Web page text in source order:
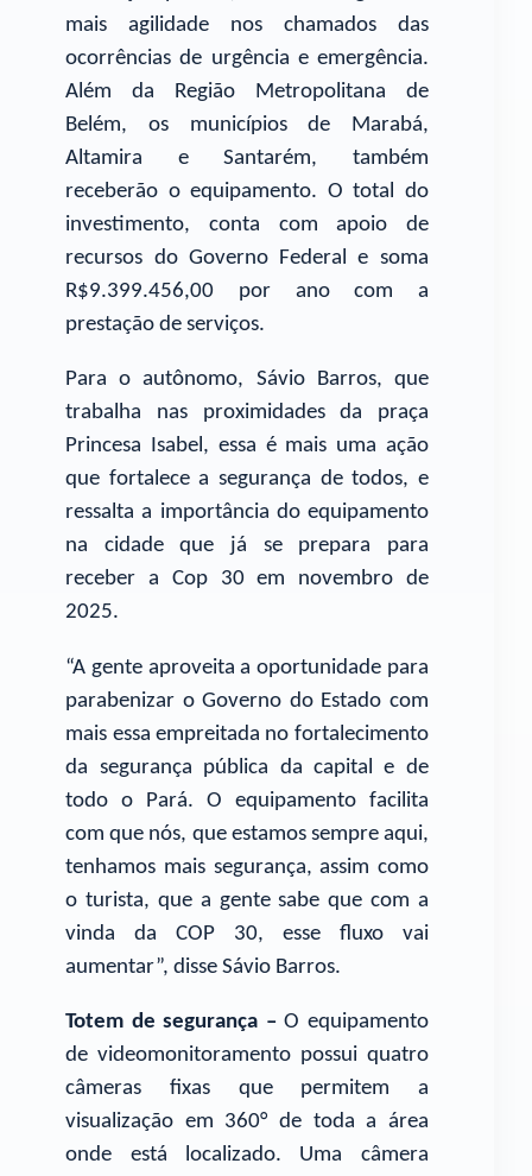
mais agilidade nos chamados das
ocorrências de urgência e emergência.
Além da Região Metropolitana de
Belém, os municípios de Marabá,
Altamira e Santarém, também
receberão o equipamento. O total do
investimento, conta com apoio de
recursos do Governo Federal e soma
R$9.399.456,00 por ano com a
prestação de serviços.
Para o autônomo, Sávio Barros, que
trabalha nas proximidades da praça
Princesa Isabel, essa é mais uma ação
que fortalece a segurança de todos, e
ressalta a importância do equipamento
na cidade que já se prepara para
receber a Cop 30 em novembro de
2025.
“A gente aproveita a oportunidade para
parabenizar o Governo do Estado com
mais essa empreitada no fortalecimento
da segurança pública da capital e de
todo o Pará. O equipamento facilita
com que nós, que estamos sempre aqui,
tenhamos mais segurança, assim como
o turista, que a gente sabe que com a
vinda da COP 30, esse fluxo vai
aumentar”, disse Sávio Barros.
Totem de segurança – O equipamento
de videomonitoramento possui quatro
câmeras fixas que permitem a
visualização em 360° de toda a área
onde está localizado. Uma câmera